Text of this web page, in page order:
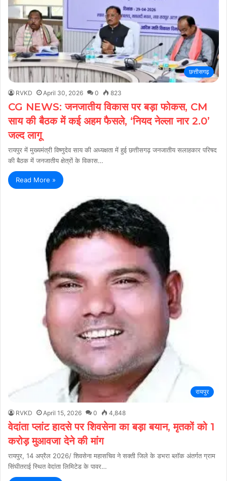
छत्तीसगढ़
RVKD April 30, 2026 0 823
CG NEWS: जनजातीय विकास पर बड़ा फोकस, CM
साय की बैठक में कई अहम फैसले, ‘नियद नेल्ला नार 2.0’
जल्द लागू
रायपुर में मुख्यमंत्री विष्णुदेव साय की अध्यक्षता में हुई छत्तीसगढ़ जनजातीय सलाहकार परिषद
की बैठक में जनजातीय क्षेत्रों के विकास…
Read More »
रायपुर
RVKD April 15, 2026 0 4,848
वेदांता प्लांट हादसे पर शिवसेना का बड़ा बयान, मृतकों को 1
करोड़ मुआवजा देने की मांग
रायपुर, 14 अप्रैल 2026/ शिवसेना महासचिव ने सक्ती जिले के डभरा ब्लॉक अंतर्गत ग्राम
सिंघीतराई स्थित वेदांता लिमिटेड के पावर…